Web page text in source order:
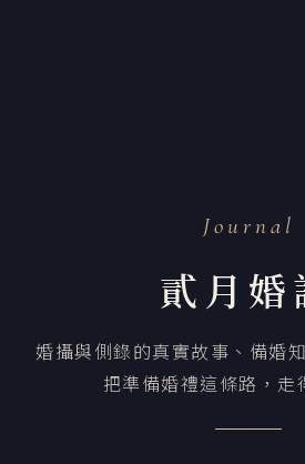
Journal
貳月婚
婚攝與側錄的真實故事、備婚
把準備婚禮這條路，走